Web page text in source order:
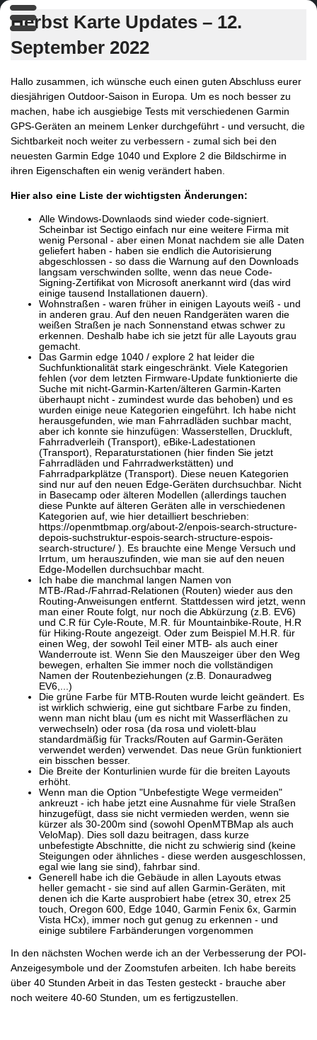
Herbst Karte Updates – 12.
September 2022
Hallo zusammen, ich wünsche euch einen guten Abschluss eurer
diesjährigen Outdoor-Saison in Europa. Um es noch besser zu
machen, habe ich ausgiebige Tests mit verschiedenen Garmin
GPS-Geräten an meinem Lenker durchgeführt - und versucht, die
Sichtbarkeit noch weiter zu verbessern - zumal sich bei den
neuesten Garmin Edge 1040 und Explore 2 die Bildschirme in
ihren Eigenschaften ein wenig verändert haben.
Hier also eine Liste der wichtigsten Änderungen:
Alle Windows-Downlaods sind wieder code-signiert.
Scheinbar ist Sectigo einfach nur eine weitere Firma mit
wenig Personal - aber einen Monat nachdem sie alle Daten
geliefert haben - haben sie endlich die Autorisierung
abgeschlossen - so dass die Warnung auf den Downloads
langsam verschwinden sollte, wenn das neue Code-
Signing-Zertifikat von Microsoft anerkannt wird (das wird
einige tausend Installationen dauern).
Wohnstraßen - waren früher in einigen Layouts weiß - und
in anderen grau. Auf den neuen Randgeräten waren die
weißen Straßen je nach Sonnenstand etwas schwer zu
erkennen. Deshalb habe ich sie jetzt für alle Layouts grau
gemacht.
Das Garmin edge 1040 / explore 2 hat leider die
Suchfunktionalität stark eingeschränkt. Viele Kategorien
fehlen (vor dem letzten Firmware-Update funktionierte die
Suche mit nicht-Garmin-Karten/älteren Garmin-Karten
überhaupt nicht - zumindest wurde das behoben) und es
wurden einige neue Kategorien eingeführt. Ich habe nicht
herausgefunden, wie man Fahrradläden suchbar macht,
aber ich konnte sie hinzufügen: Wasserstellen, Druckluft,
Fahrradverleih (Transport), eBike-Ladestationen
(Transport), Reparaturstationen (hier finden Sie jetzt
Fahrradläden und Fahrradwerkstätten) und
Fahrradparkplätze (Transport). Diese neuen Kategorien
sind nur auf den neuen Edge-Geräten durchsuchbar. Nicht
in Basecamp oder älteren Modellen (allerdings tauchen
diese Punkte auf älteren Geräten alle in verschiedenen
Kategorien auf, wie hier detailliert beschrieben:
https://openmtbmap.org/about-2/enpois-search-structure-
depois-suchstruktur-espois-search-structure-espois-
search-structure/ ). Es brauchte eine Menge Versuch und
Irrtum, um herauszufinden, wie man sie auf den neuen
Edge-Modellen durchsuchbar macht.
Ich habe die manchmal langen Namen von
MTB-/Rad-/Fahrrad-Relationen (Routen) wieder aus den
Routing-Anweisungen entfernt. Stattdessen wird jetzt, wenn
man einer Route folgt, nur noch die Abkürzung (z.B. EV6)
und C.R für Cyle-Route, M.R. für Mountainbike-Route, H.R
für Hiking-Route angezeigt. Oder zum Beispiel M.H.R. für
einen Weg, der sowohl Teil einer MTB- als auch einer
Wanderroute ist. Wenn Sie den Mauszeiger über den Weg
bewegen, erhalten Sie immer noch die vollständigen
Namen der Routenbeziehungen (z.B. Donauradweg
EV6,...)
Die grüne Farbe für MTB-Routen wurde leicht geändert. Es
ist wirklich schwierig, eine gut sichtbare Farbe zu finden,
wenn man nicht blau (um es nicht mit Wasserflächen zu
verwechseln) oder rosa (da rosa und violett-blau
standardmäßig für Tracks/Routen auf Garmin-Geräten
verwendet werden) verwendet. Das neue Grün funktioniert
ein bisschen besser.
Die Breite der Konturlinien wurde für die breiten Layouts
erhöht.
Wenn man die Option "Unbefestigte Wege vermeiden"
ankreuzt - ich habe jetzt eine Ausnahme für viele Straßen
hinzugefügt, dass sie nicht vermieden werden, wenn sie
kürzer als 30-200m sind (sowohl OpenMTBMap als auch
VeloMap). Dies soll dazu beitragen, dass kurze
unbefestigte Abschnitte, die nicht zu schwierig sind (keine
Steigungen oder ähnliches - diese werden ausgeschlossen,
egal wie lang sie sind), fahrbar sind.
Generell habe ich die Gebäude in allen Layouts etwas
heller gemacht - sie sind auf allen Garmin-Geräten, mit
denen ich die Karte ausprobiert habe (etrex 30, etrex 25
touch, Oregon 600, Edge 1040, Garmin Fenix 6x, Garmin
Vista HCx), immer noch gut genug zu erkennen - und
einige subtilere Farbänderungen vorgenommen
In den nächsten Wochen werde ich an der Verbesserung der POI-
Anzeigesymbole und der Zoomstufen arbeiten. Ich habe bereits
über 40 Stunden Arbeit in das Testen gesteckt - brauche aber
noch weitere 40-60 Stunden, um es fertigzustellen.